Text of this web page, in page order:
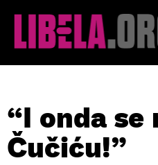
“I onda
Čučiću!”